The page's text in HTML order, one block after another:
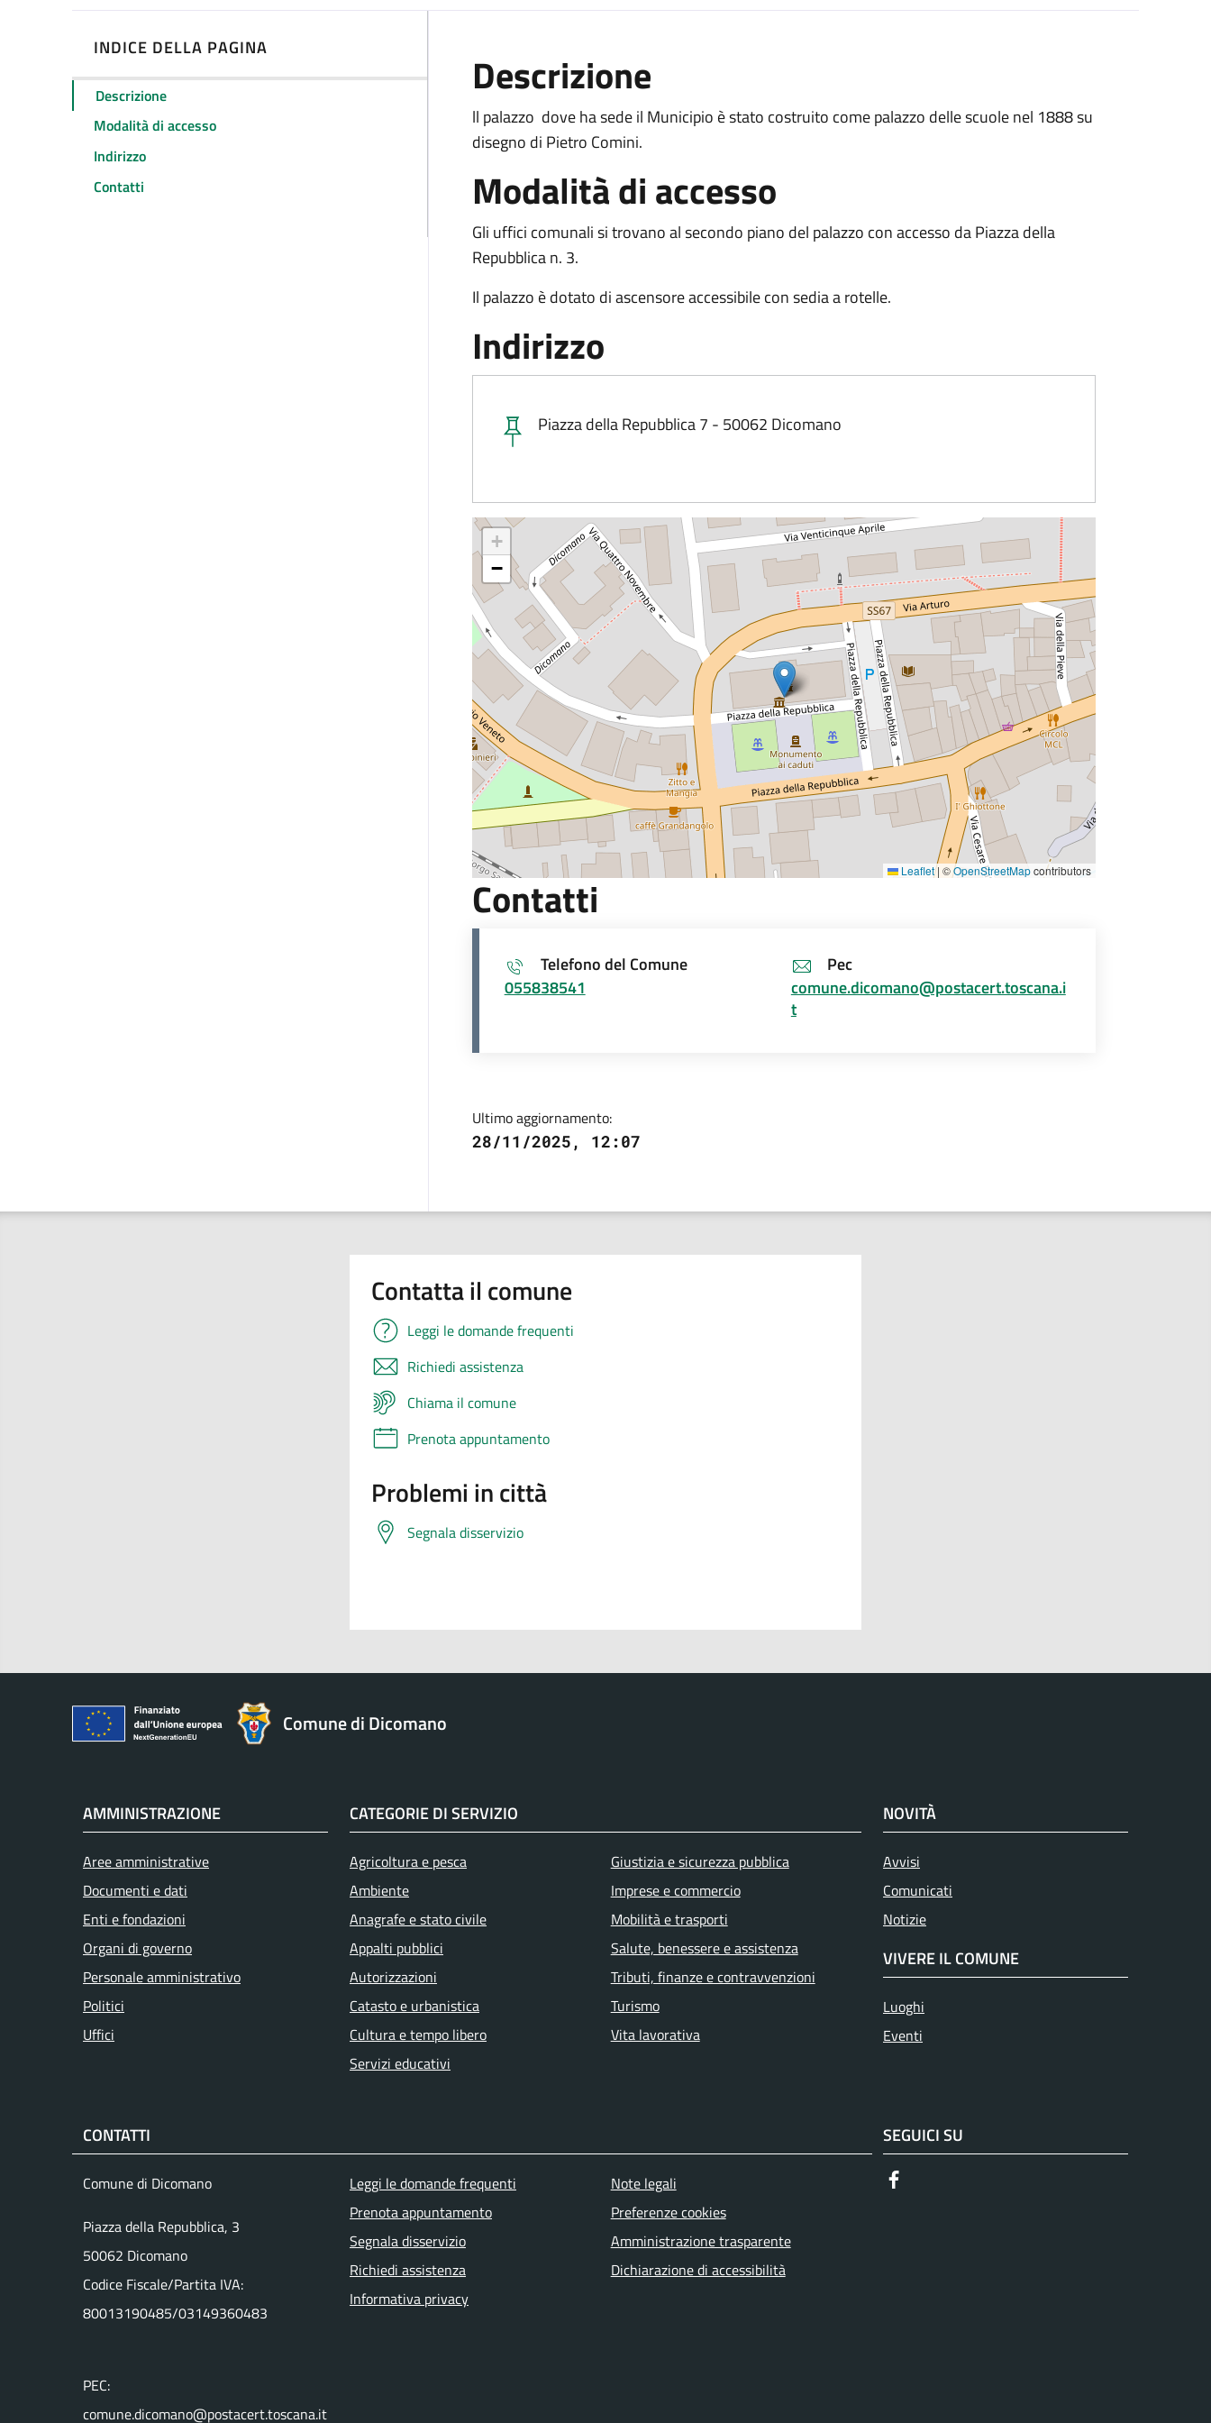
INDICE DELLA PAGINA
Descrizione
Modalità di accesso
Indirizzo
Contatti
Descrizione
ll palazzo dove ha sede il Municipio è stato costruito come palazzo delle scuole nel 1888 su
disegno di Pietro Comini.
Modalità di accesso
Gli uffici comunali si trovano al secondo piano del palazzo con accesso da Piazza della
Repubblica n. 3.
Il palazzo è dotato di ascensore accessibile con sedia a rotelle.
Indirizzo
Piazza della Repubblica 7 - 50062 Dicomano
+
−
Leaflet| ©OpenStreetMapcontributors
Contatti
Telefono del Comune
055838541
Pec
comune.dicomano@postacert.toscana.i
t
Ultimo aggiornamento:
28/11/2025, 12:07
Contatta il comune
Leggi le domande frequenti
Richiedi assistenza
Chiama il comune
Prenota appuntamento
Problemi in città
Segnala disservizio
Comune di Dicomano
AMMINISTRAZIONE
Aree amministrative
Documenti e dati
Enti e fondazioni
Organi di governo
Personale amministrativo
Politici
Uffici
CATEGORIE DI SERVIZIO
Agricoltura e pesca
Ambiente
Anagrafe e stato civile
Appalti pubblici
Autorizzazioni
Catasto e urbanistica
Cultura e tempo libero
Servizi educativi
Giustizia e sicurezza pubblica
Imprese e commercio
Mobilità e trasporti
Salute, benessere e assistenza
Tributi, finanze e contravvenzioni
Turismo
Vita lavorativa
NOVITÀ
Avvisi
Comunicati
Notizie
VIVERE IL COMUNE
Luoghi
Eventi
CONTATTI
Comune di Dicomano
Piazza della Repubblica, 3
50062 Dicomano
Codice Fiscale/Partita IVA:
80013190485/03149360483
PEC:
comune.dicomano@postacert.toscana.it
Menu piè di pagina
Leggi le domande frequenti
Prenota appuntamento
Segnala disservizio
Richiedi assistenza
Informativa privacy
Note legali
Preferenze cookies
Amministrazione trasparente
Dichiarazione di accessibilità
SEGUICI SU